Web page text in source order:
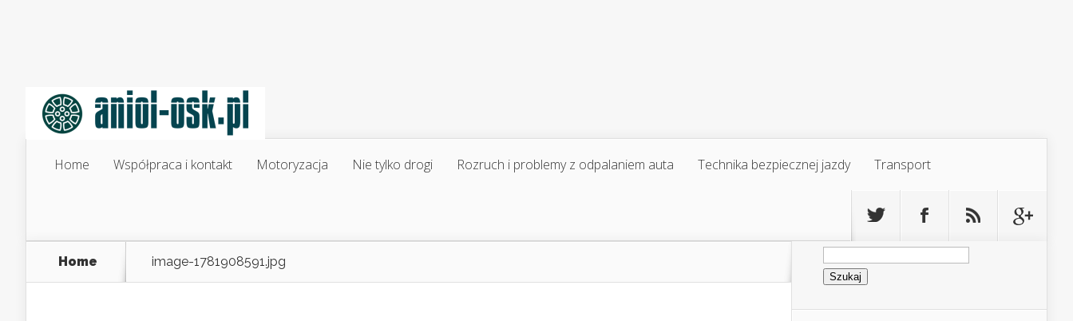
Home Współpraca i kontakt Motoryzacja Nie tylko drogi Rozruch i problemy z odpalaniem auta Technika bezpiecznej jazdy Transport
Home image-1781908591.jpg
Szukaj: